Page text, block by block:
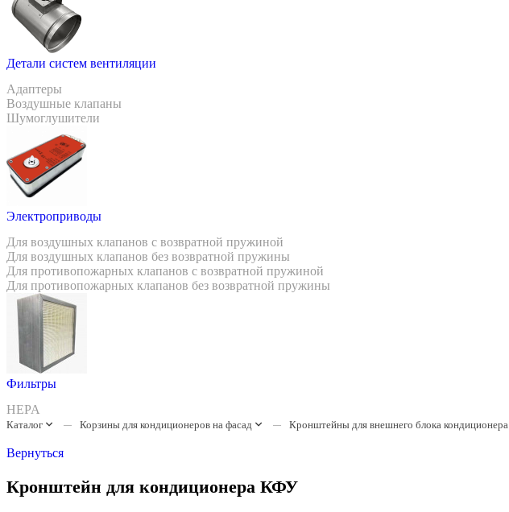
Детали систем вентиляции
Адаптеры
Воздушные клапаны
Шумоглушители
Электроприводы
Для воздушных клапанов с возвратной пружиной
Для воздушных клапанов без возвратной пружины
Для противопожарных клапанов с возвратной пружиной
Для противопожарных клапанов без возвратной пружины
Фильтры
HEPA
Каталог Корзины для кондиционеров на фасад Кронштейны для внешнего блока кондиционера
Вернуться
Кронштейн для кондиционера КФУ